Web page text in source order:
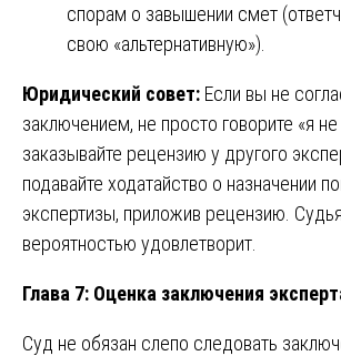
спорам о завышении смет
свою «альтернативную»).
Юридический совет: Если вы не
заключением, не просто говорите «я
заказывайте рецензию у другого
подавайте ходатайство о назначении
экспертизы, приложив рецензию.
вероятностью удовлетворит.
Глава 7: Оценка заключения
Суд не обязан слепо следовать